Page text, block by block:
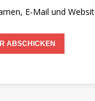
E-Mail und